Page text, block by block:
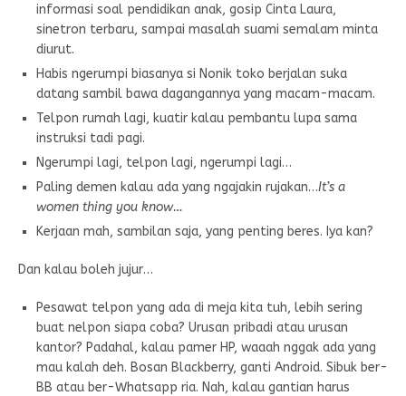
informasi soal pendidikan anak, gosip Cinta Laura,
sinetron terbaru, sampai masalah suami semalam minta
diurut.
Habis ngerumpi biasanya si Nonik toko berjalan suka
datang sambil bawa dagangannya yang macam-macam.
Telpon rumah lagi, kuatir kalau pembantu lupa sama
instruksi tadi pagi.
Ngerumpi lagi, telpon lagi, ngerumpi lagi…
Paling demen kalau ada yang ngajakin rujakan…It’s a
women thing you know…
Kerjaan mah, sambilan saja, yang penting beres. Iya kan?
Dan kalau boleh jujur…
Pesawat telpon yang ada di meja kita tuh, lebih sering
buat nelpon siapa coba? Urusan pribadi atau urusan
kantor? Padahal, kalau pamer HP, waaah nggak ada yang
mau kalah deh. Bosan Blackberry, ganti Android. Sibuk ber-
BB atau ber-Whatsapp ria. Nah, kalau gantian harus